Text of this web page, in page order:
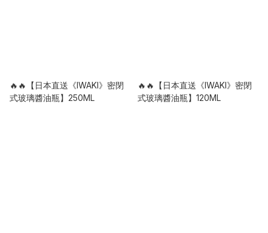
🔥🔥【日本直送《IWAKI》密閉
式玻璃醬油瓶】250ML
🔥🔥【日本直送《IWAKI》密閉
式玻璃醬油瓶】120ML